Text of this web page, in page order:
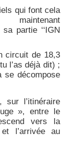
qui font cela
partie ‘‘IGN
circuit de 18,3
l’as déjà dit) ;
décompose
l’itinéraire
», entre le
vers la
l’arrivée au